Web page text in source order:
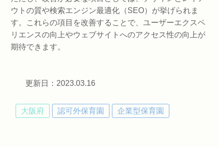
ウトの質や検索エンジン最適化（SEO）が挙げられま
す。これらの項目を改善することで、ユーザーエクスペ
リエンスの向上やウェブサイトへのアクセス性の向上が
期待できます。
更新日：2023.03.16
大阪府 認可外保育園 企業型保育園